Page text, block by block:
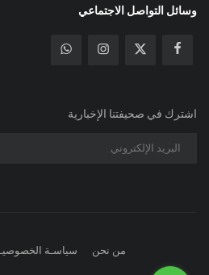
وسائل التواصل الاجتماعي
اشترك في صحيفتنا الإخبارية
من نحن سياسـة